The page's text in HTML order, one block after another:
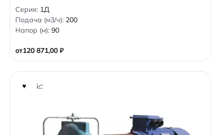
от120 871,00 ₽
0
o
u
t
o
5
Серия: 1Д
Подача (м3/ч): 200
Напор (м): 90